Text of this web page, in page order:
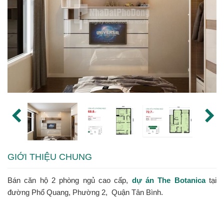
GIỚI THIỆU CHUNG
Bán căn hộ 2 phòng ngủ cao cấp, dự án The Botanicatại
đường Phổ Quang, Phường 2, Quận Tân Bình.